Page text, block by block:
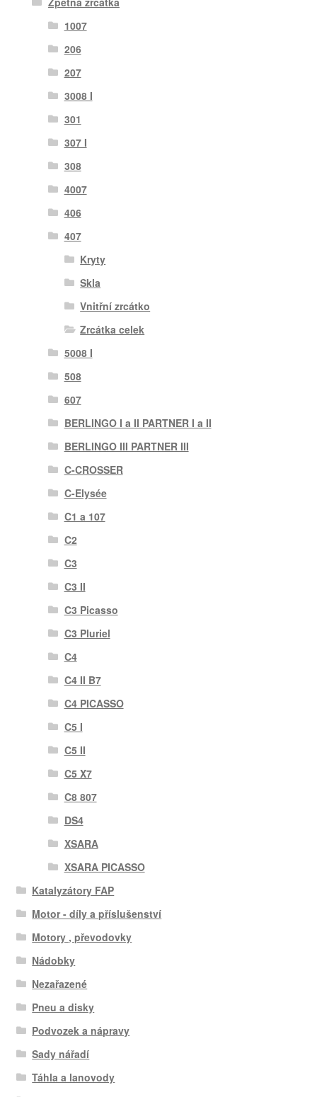
1007
206
207
3008 I
301
307 I
308
4007
406
407
Kryty
Skla
Vnitřní zrcátko
Zrcátka celek
5008 I
508
607
BERLINGO I a II PARTNER I a II
BERLINGO III PARTNER III
C-CROSSER
C-Elysée
C1 a 107
C2
C3
C3 II
C3 Picasso
C3 Pluriel
C4
C4 II B7
C4 PICASSO
C5 I
C5 II
C5 X7
C8 807
DS4
XSARA
XSARA PICASSO
Katalyzátory FAP
Motor - díly a příslušenství
Motory , převodovky
Nádobky
Nezařazené
Pneu a disky
Podvozek a nápravy
Sady nářadí
Táhla a lanovody